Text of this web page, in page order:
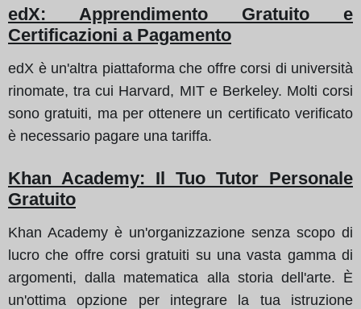
edX: Apprendimento Gratuito e
Certificazioni a Pagamento
edX è un'altra piattaforma che offre corsi di università
rinomate, tra cui Harvard, MIT e Berkeley. Molti corsi
sono gratuiti, ma per ottenere un certificato verificato
è necessario pagare una tariffa.
Khan Academy: Il Tuo Tutor Personale
Gratuito
Khan Academy è un'organizzazione senza scopo di
lucro che offre corsi gratuiti su una vasta gamma di
argomenti, dalla matematica alla storia dell'arte. È
un'ottima opzione per integrare la tua istruzione